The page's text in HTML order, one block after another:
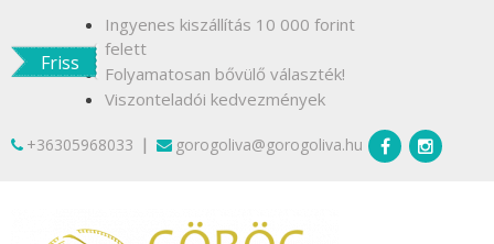
contentFriss
Ingyenes kiszállítás 10 000 forint
felett
Folyamatosan bővülő választék!
Viszonteladói kedvezmények
+36305968033 | gorogoliva@gorogoliva.hu